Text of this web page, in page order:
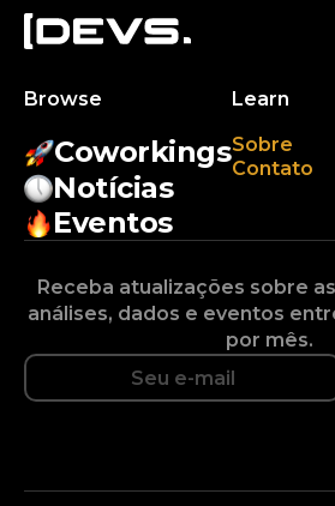
Browse
Coworkings
Notícias
Eventos
Learn
Sobre
Contato
Receba atualizações sobre
análises, dados e eventos
por mês.